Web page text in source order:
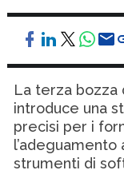
La terza bozza
introduce una
precisi per i
strumenti di